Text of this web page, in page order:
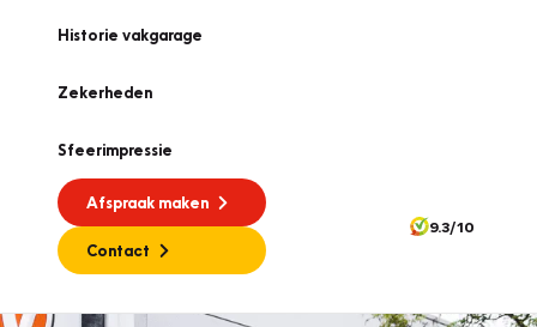
Historie vakgarage
Zekerheden
Sfeerimpressie
Afspraak maken
Contact
9.3/10